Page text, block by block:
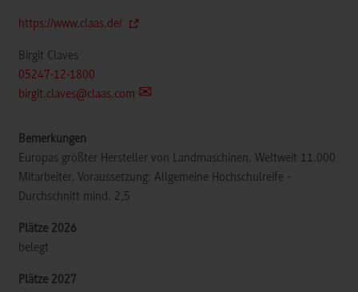
https://www.claas.de/
Birgit Claves
05247-12-1800
birgit.claves@claas.com
Europas größter Hersteller von Landmaschinen. Weltweit 11.000
Mitarbeiter. Voraussetzung: Allgemeine Hochschulreife -
Durchschnitt mind. 2,5
belegt